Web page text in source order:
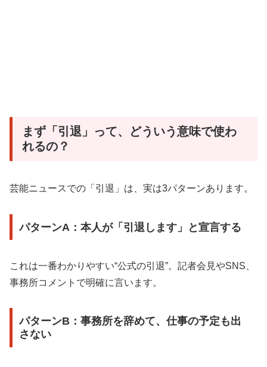
まず「引退」って、どういう意味で使わ
れるの？
芸能ニュースでの「引退」は、実は3パターンあります。
パターンA：本人が「引退します」と宣言する
これは一番わかりやすい“公式の引退”。記者会見やSNS、
事務所コメントで明確に言います。
パターンB：事務所を辞めて、仕事の予定も出
さない